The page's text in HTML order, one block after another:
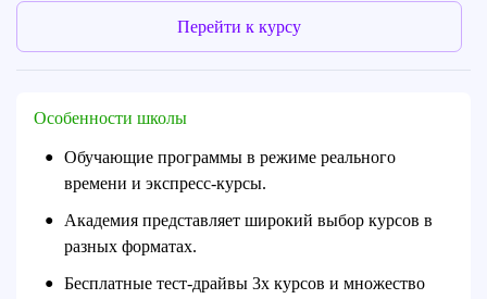
Перейти к курсу
Особенности школы
●
Обучающие программы в режиме реального
времени и экспресс-курсы.
●
Академия представляет широкий выбор курсов в
разных форматах.
●
Бесплатные тест-драйвы 3х курсов и множество